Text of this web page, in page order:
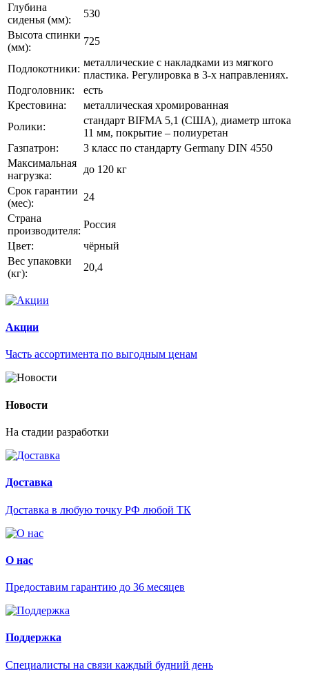
Глубина
сиденья (мм):
530
Высота спинки
(мм):
725
Подлокотники:
металлические с накладками из мягкого
пластика. Регулировка в 3-х направлениях.
Подголовник:
есть
Крестовина:
металлическая хромированная
Ролики:
стандарт BIFMA 5,1 (США), диаметр штока
11 мм, покрытие – полиуретан
Газпатрон:
3 класс по стандарту Germany DIN 4550
Максимальная
нагрузка:
до 120 кг
Срок гарантии
(мес):
24
Страна
производителя:
Россия
Цвет:
чёрный
Вес упаковки
(кг):
20,4
Акции
Часть ассортимента по выгодным ценам
Новости
На стадии разработки
Доставка
Доставка в любую точку РФ любой ТК
О нас
Предоставим гарантию до 36 месяцев
Поддержка
Специалисты на связи каждый будний день